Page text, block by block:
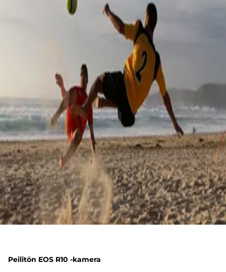
Peilitön EOS R10 -kamera